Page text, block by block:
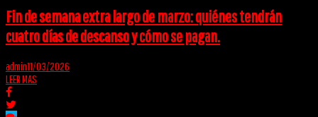
Fin de semana extra largo de marzo: quiénes tendrán
cuatro días de descanso y cómo se pagan.
admin11/03/2026
LEER MAS